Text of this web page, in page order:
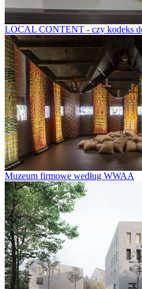
LOCAL CONTENT - czy kodeks
Muzeum firmowe według WWAA